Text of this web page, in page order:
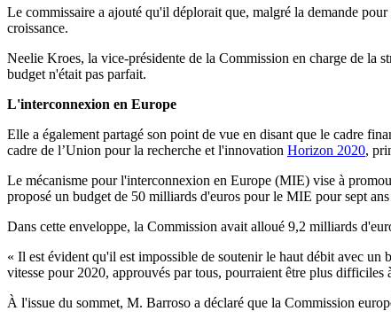
Le commissaire a ajouté qu'il déplorait que, malgré la demande
croissance.
Neelie Kroes, la vice-présidente de la Commission en charge de la
budget n'était pas parfait.
L'interconnexion en Europe
Elle a également partagé son point de vue en disant que le cadre
cadre de l’Union pour la recherche et l'innovation Horizon 2020,
Le mécanisme pour l'interconnexion en Europe (MIE) vise à
proposé un budget de 50 milliards d'euros pour le MIE pour sept
Dans cette enveloppe, la Commission avait alloué 9,2 milliards
« Il est évident qu'il est impossible de soutenir le haut débit avec
vitesse pour 2020, approuvés par tous, pourraient être plus
À l'issue du sommet, M. Barroso a déclaré que la Commission